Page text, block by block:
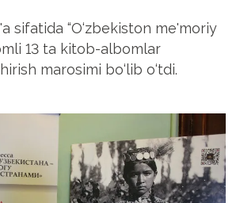
sifatida “O‘zbekiston me'moriy
13 ta kitob-albomlar
marosimi bo‘lib o‘tdi.